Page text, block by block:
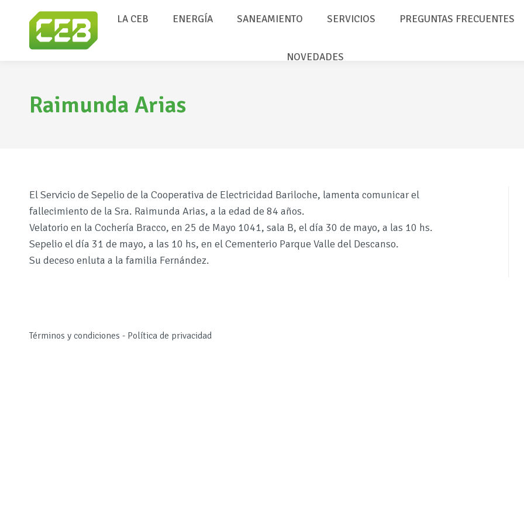
LA CEB ENERGÍA SANEAMIENTO SERVICIOS PREGUNTAS FRECUENTES
NOVEDADES
Raimunda Arias
El Servicio de Sepelio de la Cooperativa de Electricidad Bariloche, lamenta comunicar el
fallecimiento de la Sra. Raimunda Arias, a la edad de 84 años.
Velatorio en la Cochería Bracco, en 25 de Mayo 1041, sala B, el día 30 de mayo, a las 10 hs.
Sepelio el día 31 de mayo, a las 10 hs, en el Cementerio Parque Valle del Descanso.
Su deceso enluta a la familia Fernández.
Términos y condiciones - Política de privacidad